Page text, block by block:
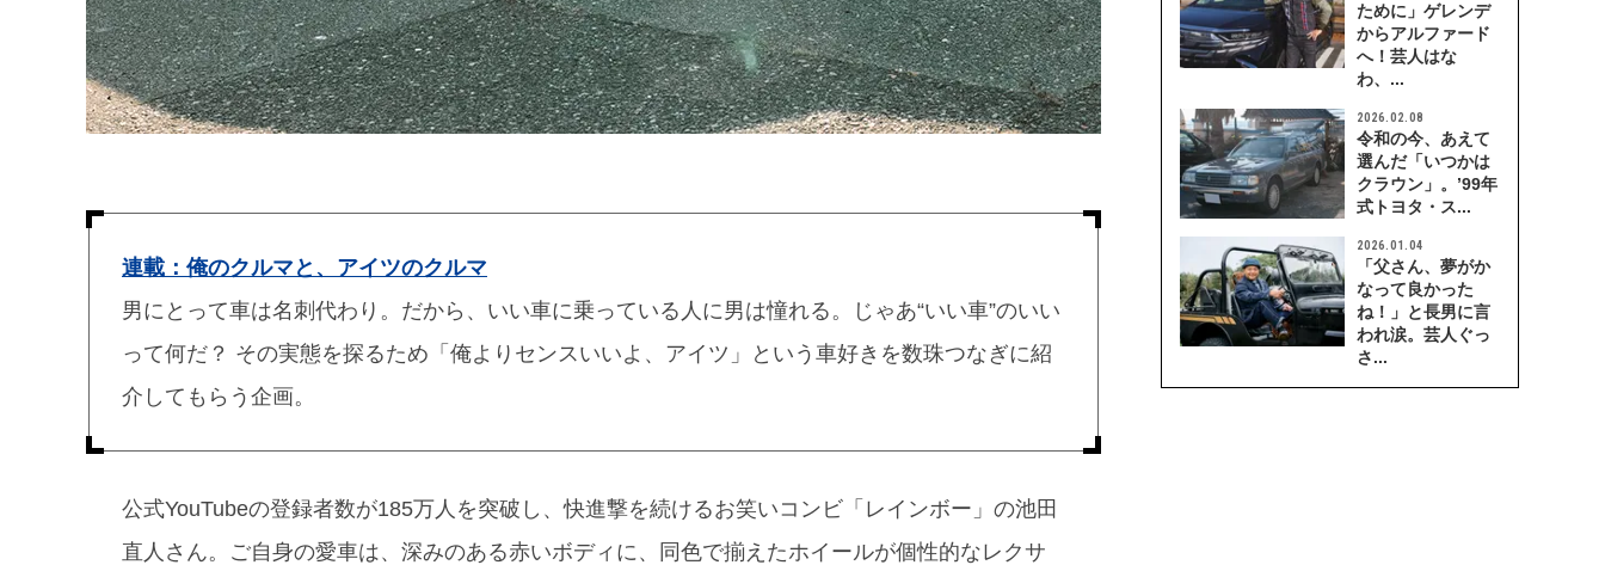
連載：俺のクルマと、アイツのクルマ
男にとって車は名刺代わり。だから、いい車に乗っている人に男は憧れる。じゃあ“いい車”のいい
って何だ？ その実態を探るため「俺よりセンスいいよ、アイツ」という車好きを数珠つなぎに紹
介してもらう企画。
公式YouTubeの登録者数が185万人を突破し、快進撃を続けるお笑いコンビ「レインボー」の池田
直人さん。ご自身の愛車は、深みのある赤いボディに、同色で揃えたホイールが個性的なレクサ
ために」ゲレンデ
からアルファード
へ！芸人はな
わ、...
2026.02.08
令和の今、あえて
選んだ「いつかは
クラウン」。’99年
式トヨタ・ス...
2026.01.04
「父さん、夢がか
なって良かった
ね！」と長男に言
われ涙。芸人ぐっ
さ...